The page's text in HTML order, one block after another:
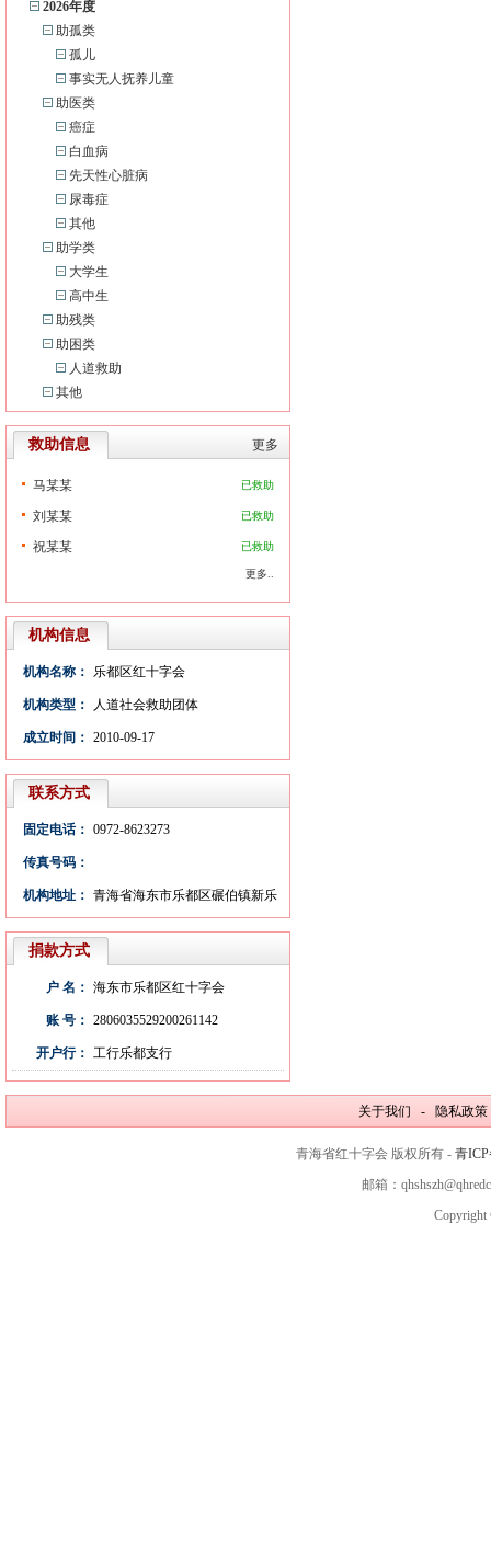
2026年度
助孤类
孤儿
事实无人抚养儿童
助医类
癌症
白血病
先天性心脏病
尿毒症
其他
助学类
大学生
高中生
助残类
助困类
人道救助
其他
更多
救助信息
已救助
马某某
已救助
刘某某
已救助
祝某某
更多..
机构信息
机构名称： 乐都区红十字会
机构类型： 人道社会救助团体
成立时间： 2010-09-17
联系方式
固定电话： 0972-8623273
传真号码：
机构地址： 青海省海东市乐都区碾伯镇新乐
大街3号
捐款方式
户 名： 海东市乐都区红十字会
账 号： 2806035529200261142
开户行： 工行乐都支行
关于我们 - 隐私政
青海省红十字会 版权所有 - 青ICP
邮箱：
Copyright